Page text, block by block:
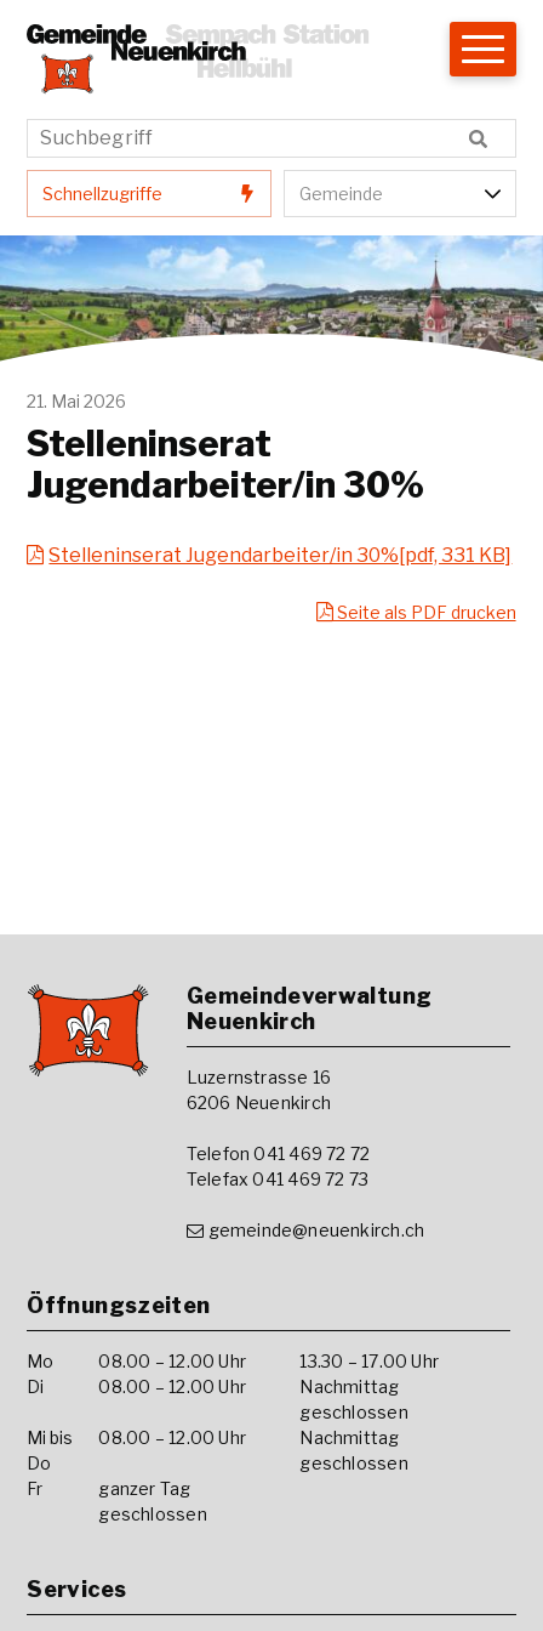
Navigieren in Neuenkirch
Suchbegriff
Suche
Schnellzugriffe
Schnellzugriffe Gemeinde
Hauptnavigation
Stelleninserat
Jugendarbeiter/in 30%
21. Mai 2026
Stelleninserat Jugendarbeiter/in 30%[pdf, 331 KB]
Seite als PDF drucken
Footer
Gemeindeverwaltung
Neuenkirch
Luzernstrasse 16
6206 Neuenkirch
Telefon 041 469 72 72
Telefax 041 469 72 73
gemeinde@neuenkirch.ch
Öffnungszeiten
Mo 08.00 – 12.00 Uhr
13.30 – 17.00 Uhr
Di
08.00 – 12.00 Uhr
Nachmittag
geschlossen
Mi bis
Do
08.00 – 12.00 Uhr
Nachmittag
geschlossen
Fr
ganzer Tag
geschlossen
Services